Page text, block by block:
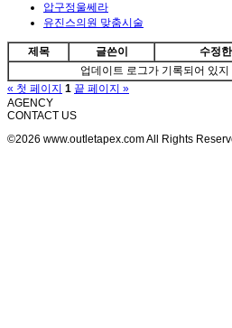
압구정울쎄라
유진스의원 맞춤시술
제목 글쓴이 수정
업데이트 로그가 기록되어 있
« 첫 페이지 1 끝 페이지 »
AGENCY
CONTACT US
©2026 www.outletapex.com All Rights